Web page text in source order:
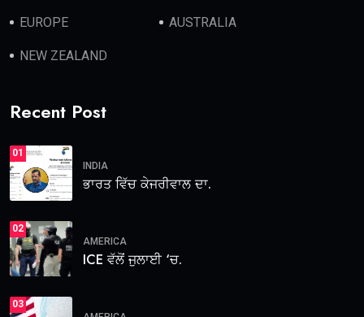
EUROPE AUSTRALIA
NEW ZEALAND
Recent Post
01
INDIA
ਭਾਰਤ ਵਿੱਚ ਕੇਜਰੀਵਾਲ ਦਾ.
02
AMERICA
ICE ਵੱਲੋਂ ਜੁਲਾਈ ‘ਚ.
03